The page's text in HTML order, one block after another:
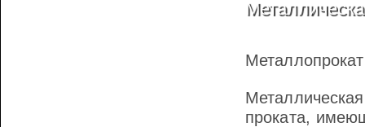
проката,